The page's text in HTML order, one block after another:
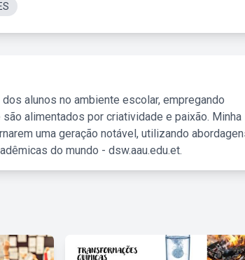
alunos no ambiente escolar, empregando
alimentados por criatividade e paixão. Minha
uma geração notável, utilizando
do mundo - dsw.aau.edu.et.